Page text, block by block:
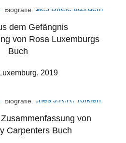
Biografie
dem Gefängnis
von Rosa Luxemburgs
Buch
2019
Biografie
von
Carpenters Buch